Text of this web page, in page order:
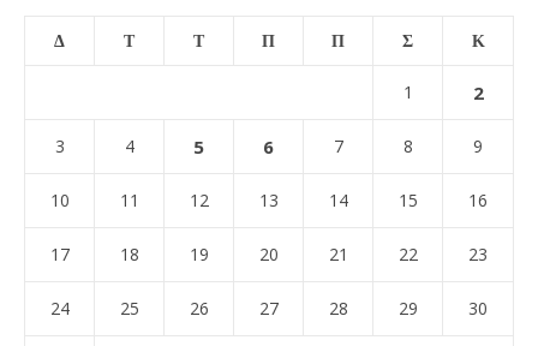
Δ Τ Τ Π Π Σ Κ
1 2
3 4 5 6 7 8 9
10 11 12 13 14 15 16
17 18 19 20 21 22 23
24 25 26 27 28 29 30